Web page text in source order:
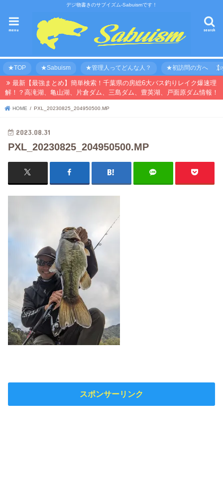
デジ物書きのサブイズム-Sabuismです！
search
menu
★TOP ★Sabuism ★管理人ってどんな人？ ★初訪問の方へ 【
最新【最強まとめ】簡単検索！千葉県の房総6大バス釣りレイク爆速理
解！？高滝湖、亀山湖、片倉ダム、三島ダム、豊英湖、戸面原ダム情報！
HOME PXL_20230825_204950500.MP
2023.08.31
PXL_20230825_204950500.MP
スポンサーリンク